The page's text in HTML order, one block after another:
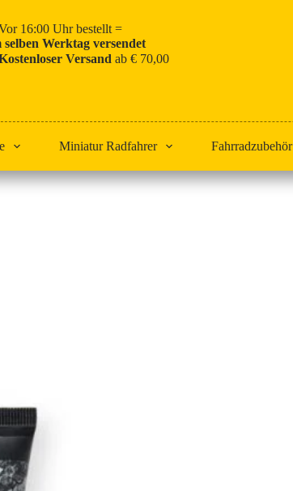
16:00 Uhr bestellt =
selben Werktag versendet
Versand ab € 70,00
Miniatur Radfahrer Fahrradzubehör